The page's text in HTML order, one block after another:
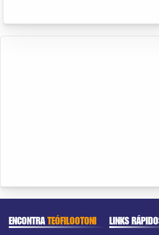
ENCONTRATEÓFILOOTONI LINKS